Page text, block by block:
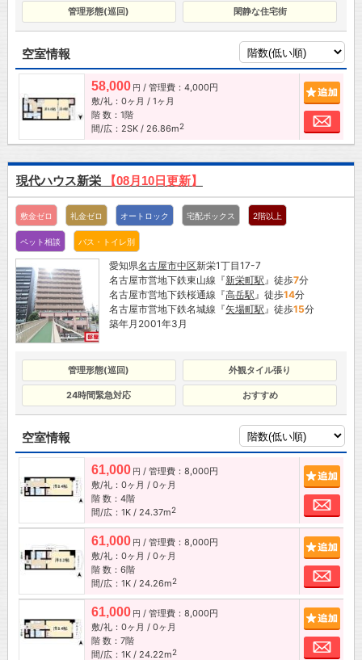
管理形態(巡回) 閑静な住宅街
空室情報
58,000 円 / 管理費：4,000円
敷/礼：0ヶ月 / 1ヶ月
階 数：1階
間/広：2SK / 26.86m2
お
現代ハウス新栄 【08月10日更新】
敷金ゼロ 礼金ゼロ オートロック 宅配ボックス 2階以上
ペット相談 バス・トイレ別
愛知県名古屋市中区新栄1丁目17-7
名古屋市営地下鉄東山線『新栄町駅』徒歩7分
名古屋市営地下鉄桜通線『高岳駅』徒歩14分
名古屋市営地下鉄名城線『矢場町駅』徒歩15分
築年月2001年3月
管理形態(巡回) 外観タイル張り
24時間緊急対応 おすすめ
空室情報
61,000 円 / 管理費：8,000円
敷/礼：0ヶ月 / 0ヶ月
階 数：4階
間/広：1K / 24.37m2
お
61,000 円 / 管理費：8,000円
敷/礼：0ヶ月 / 0ヶ月
階 数：6階
間/広：1K / 24.26m2
お
61,000 円 / 管理費：8,000円
敷/礼：0ヶ月 / 0ヶ月
階 数：7階
間/広：1K / 24.22m2
お